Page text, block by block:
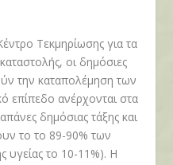
Τεκμηρίωσης για τα
οι δημόσιες
την καταπολέμηση των
επίπεδο ανέρχονται στα
δημόσιας τάξης και
το το 89-90% των
υγείας το 10-11%). Η